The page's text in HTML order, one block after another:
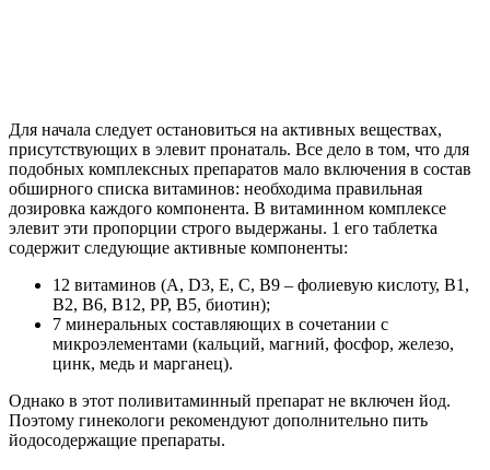
Для начала следует остановиться на активных веществах,
присутствующих в элевит пронаталь. Все дело в том, что для
подобных комплексных препаратов мало включения в состав
обширного списка витаминов: необходима правильная
дозировка каждого компонента. В витаминном комплексе
элевит эти пропорции строго выдержаны. 1 его таблетка
содержит следующие активные компоненты:
12 витаминов (A, D3, E, C, B9 – фолиевую кислоту, B1,
B2, B6, B12, PP, B5, биотин);
7 минеральных составляющих в сочетании с
микроэлементами (кальций, магний, фосфор, железо,
цинк, медь и марганец).
Однако в этот поливитаминный препарат не включен йод.
Поэтому гинекологи рекомендуют дополнительно пить
йодосодержащие препараты.